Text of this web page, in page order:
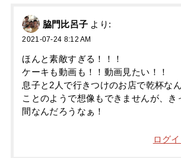
脇門比呂子 より:
2021-07-24 8:12 AM
ほんと素敵すぎる！！！
ケーキも動画も！！動画見たい！！
息子と2人で行きつけのお店で乾杯な
ことのようで想像もできませんが、き
間なんだろうなぁ！
ログ